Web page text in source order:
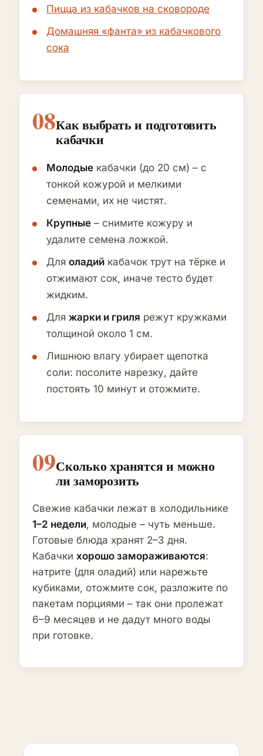
Пицца из кабачков на сковороде
Домашняя «фанта» из кабачкового
сока
08Как выбрать и подготовить
кабачки
Молодые кабачки (до 20 см) – с
тонкой кожурой и мелкими
семенами, их не чистят.
Крупные – снимите кожуру и
удалите семена ложкой.
Для оладий кабачок трут на тёрке и
отжимают сок, иначе тесто будет
жидким.
Для жарки и гриля режут кружками
толщиной около 1 см.
Лишнюю влагу убирает щепотка
соли: посолите нарезку, дайте
постоять 10 минут и отожмите.
09Сколько хранятся и можно
ли заморозить
Свежие кабачки лежат в холодильнике
1–2 недели, молодые – чуть меньше.
Готовые блюда хранят 2–3 дня.
Кабачки хорошо замораживаются:
натрите (для оладий) или нарежьте
кубиками, отожмите сок, разложите по
пакетам порциями – так они пролежат
6–9 месяцев и не дадут много воды
при готовке.